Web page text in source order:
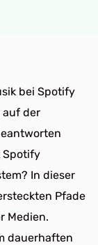
bei Spotify
auf der
Spotify
In dieser
Pfade
Medien.
dauerhaften